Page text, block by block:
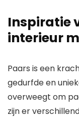
Inspiratie
interieur
Paars is een
gedurfde en
overweegt om
zijn er